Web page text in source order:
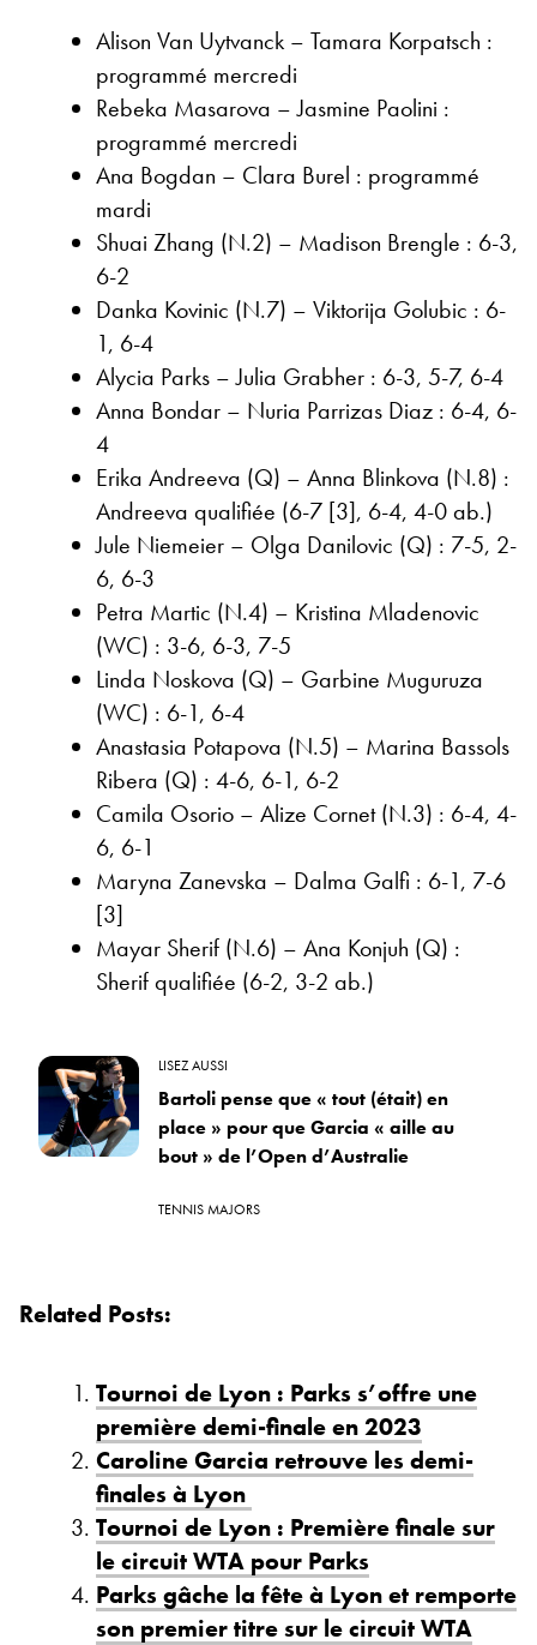
Alison Van Uytvanck – Tamara Korpatsch :
programmé mercredi
Rebeka Masarova – Jasmine Paolini :
programmé mercredi
Ana Bogdan – Clara Burel : programmé
mardi
Shuai Zhang (N.2) – Madison Brengle : 6-3,
6-2
Danka Kovinic (N.7) – Viktorija Golubic : 6-
1, 6-4
Alycia Parks – Julia Grabher : 6-3, 5-7, 6-4
Anna Bondar – Nuria Parrizas Diaz : 6-4, 6-
4
Erika Andreeva (Q) – Anna Blinkova (N.8) :
Andreeva qualifiée (6-7 [3], 6-4, 4-0 ab.)
Jule Niemeier – Olga Danilovic (Q) : 7-5, 2-
6, 6-3
Petra Martic (N.4) – Kristina Mladenovic
(WC) : 3-6, 6-3, 7-5
Linda Noskova (Q) – Garbine Muguruza
(WC) : 6-1, 6-4
Anastasia Potapova (N.5) – Marina Bassols
Ribera (Q) : 4-6, 6-1, 6-2
Camila Osorio – Alize Cornet (N.3) : 6-4, 4-
6, 6-1
Maryna Zanevska – Dalma Galfi : 6-1, 7-6
[3]
Mayar Sherif (N.6) – Ana Konjuh (Q) :
Sherif qualifiée (6-2, 3-2 ab.)
LISEZ AUSSI
Bartoli pense que « tout (était) en
place » pour que Garcia « aille au
bout » de l’Open d’Australie
TENNIS MAJORS
Related Posts:
Tournoi de Lyon : Parks s’offre une
première demi-finale en 2023
Caroline Garcia retrouve les demi-
finales à Lyon
Tournoi de Lyon : Première finale sur
le circuit WTA pour Parks
Parks gâche la fête à Lyon et remporte
son premier titre sur le circuit WTA